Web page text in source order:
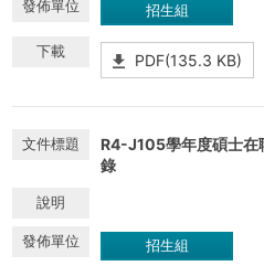
招生組
PDF(135.3 KB)
R4-J105學年度碩士在
錄
招生組